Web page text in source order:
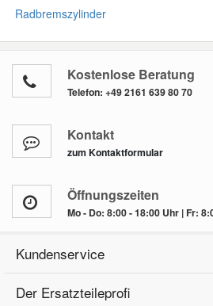
Radbremszylinder
Kostenlose Beratung
Telefon: +49 2161 639 80 70
Kontakt
zum Kontaktformular
Öffnungszeiten
Mo - Do: 8:00 - 18:00 Uhr | Fr:
Kundenservice
Der Ersatzteileprofi